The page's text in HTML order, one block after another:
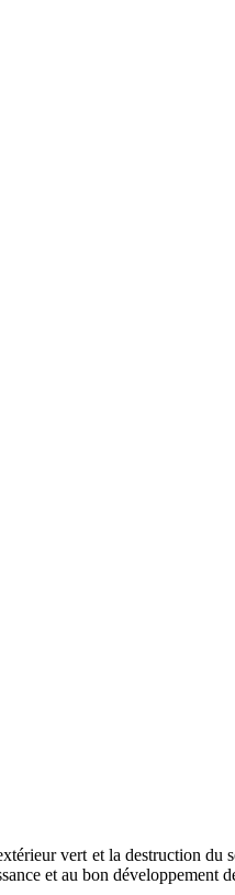
vert et la destruction
et au bon développement